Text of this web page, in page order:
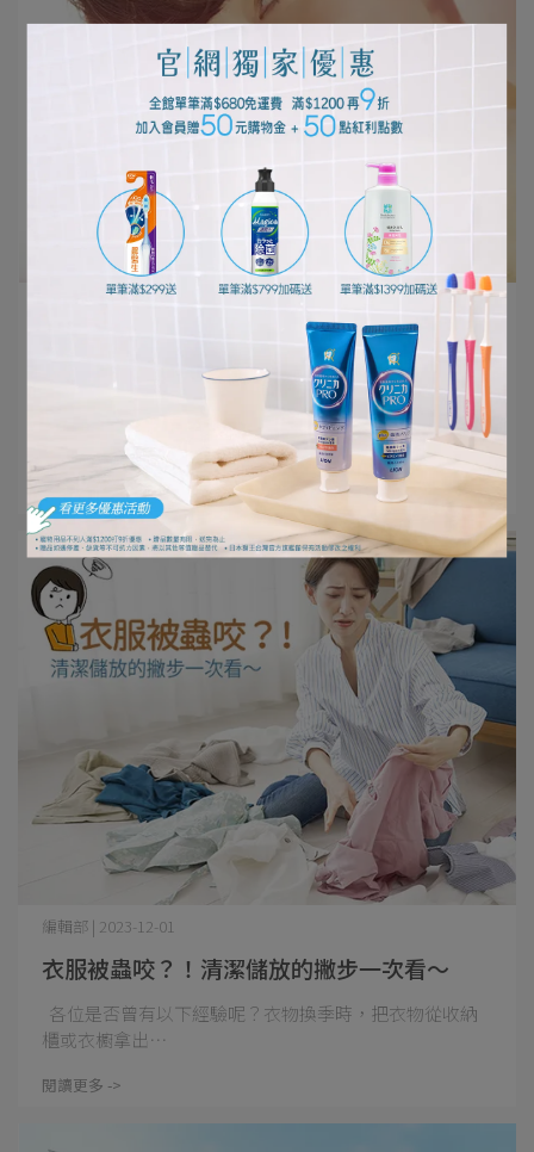
洗衣診斷室 ┃ 哪款洗衣精會是我的心頭
編輯部 | 2024-02-01
大家通常使用什麼樣的洗衣精呢？ 有人是因為「懶得挑
所以總是⋯
閱讀更多 ->
衣服被蟲咬？！清潔儲放的撇步一次看～
編輯部 | 2023-12-01
各位是否曾有以下經驗呢？衣物換季時，把衣物從收納
櫃或衣櫥拿出⋯
閱讀更多 ->